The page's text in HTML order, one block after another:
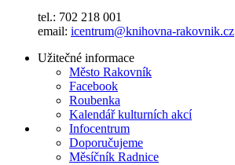
tel.: 702 218 001
email: icentrum@knihovna-rakovnik.cz
Užitečné informace
Město Rakovník
Facebook
Roubenka
Kalendář kulturních akcí
Infocentrum
Doporučujeme
Měsíčník Radnice